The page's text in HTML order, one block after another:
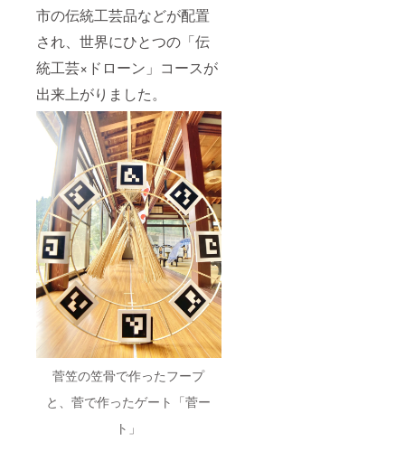
市の伝統工芸品などが配置
され、世界にひとつの「伝
統工芸×ドローン」コースが
出来上がりました。
菅笠の笠骨で作ったフープ
と、菅で作ったゲート「菅ー
ト」